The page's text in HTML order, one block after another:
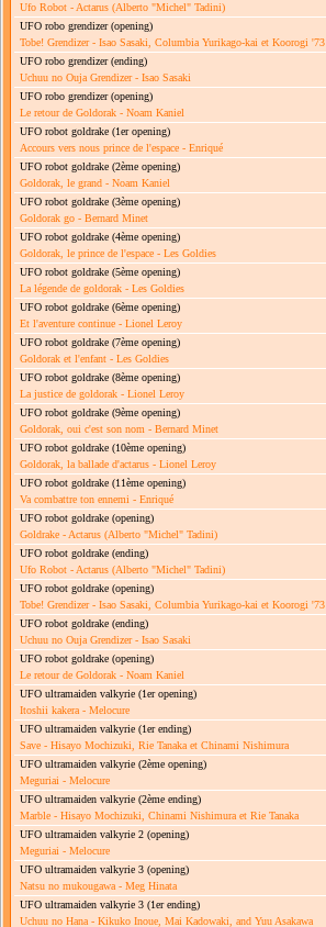
Ufo Robot - Actarus (Alberto "Michel" Tadini)
UFO robo grendizer(opening)
Tobe! Grendizer - Isao Sasaki, Columbia Yurikago-kai et Koorogi '73
UFO robo grendizer(ending)
Uchuu no Ouja Grendizer - Isao Sasaki
UFO robo grendizer(opening)
Le retour de Goldorak - Noam Kaniel
UFO robot goldrake (1er opening)
Accours vers nous prince de l'espace - Enriqué
UFO robot goldrake (2ème opening)
Goldorak, le grand - Noam Kaniel
UFO robot goldrake (3ème opening)
Goldorak go - Bernard Minet
UFO robot goldrake (4ème opening)
Goldorak, le prince de l'espace - Les Goldies
UFO robot goldrake (5ème opening)
La légende de goldorak - Les Goldies
UFO robot goldrake (6ème opening)
Et l'aventure continue - Lionel Leroy
UFO robot goldrake (7ème opening)
Goldorak et l'enfant - Les Goldies
UFO robot goldrake (8ème opening)
La justice de goldorak - Lionel Leroy
UFO robot goldrake (9ème opening)
Goldorak, oui c'est son nom - Bernard Minet
UFO robot goldrake (10ème opening)
Goldorak, la ballade d'actarus - Lionel Leroy
UFO robot goldrake (11ème opening)
Va combattre ton ennemi - Enriqué
UFO robot goldrake (opening)
Goldrake - Actarus (Alberto "Michel" Tadini)
UFO robot goldrake (ending)
Ufo Robot - Actarus (Alberto "Michel" Tadini)
UFO robot goldrake (opening)
Tobe! Grendizer - Isao Sasaki, Columbia Yurikago-kai et Koorogi '73
UFO robot goldrake (ending)
Uchuu no Ouja Grendizer - Isao Sasaki
UFO robot goldrake (opening)
Le retour de Goldorak - Noam Kaniel
UFO ultramaiden valkyrie (1er opening)
Itoshii kakera - Melocure
UFO ultramaiden valkyrie (1er ending)
Save - Hisayo Mochizuki, Rie Tanaka et Chinami Nishimura
UFO ultramaiden valkyrie (2ème opening)
Meguriai - Melocure
UFO ultramaiden valkyrie (2ème ending)
Marble - Hisayo Mochizuki, Chinami Nishimura et Rie Tanaka
UFO ultramaiden valkyrie 2 (opening)
Meguriai - Melocure
UFO ultramaiden valkyrie 3 (opening)
Natsu no mukougawa - Meg Hinata
UFO ultramaiden valkyrie 3 (1er ending)
Uchuu no Hana - Kikuko Inoue, Mai Kadowaki, and Yuu Asakawa